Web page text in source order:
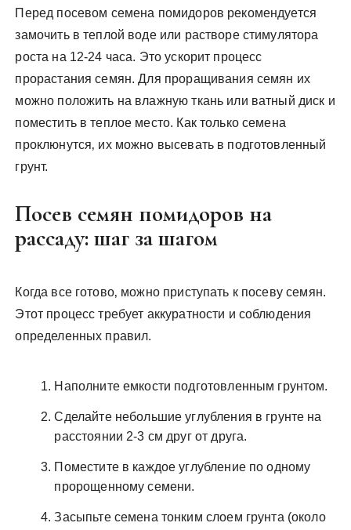
Перед посевом семена помидоров рекомендуется
замочить в теплой воде или растворе стимулятора
роста на 12-24 часа. Это ускорит процесс
прорастания семян. Для проращивания семян их
можно положить на влажную ткань или ватный диск и
поместить в теплое место. Как только семена
проклюнутся‚ их можно высевать в подготовленный
грунт.
Посев семян помидоров на
рассаду: шаг за шагом
Когда все готово‚ можно приступать к посеву семян.
Этот процесс требует аккуратности и соблюдения
определенных правил.
Наполните емкости подготовленным грунтом.
Сделайте небольшие углубления в грунте на
расстоянии 2-3 см друг от друга.
Поместите в каждое углубление по одному
пророщенному семени.
Засыпьте семена тонким слоем грунта (около